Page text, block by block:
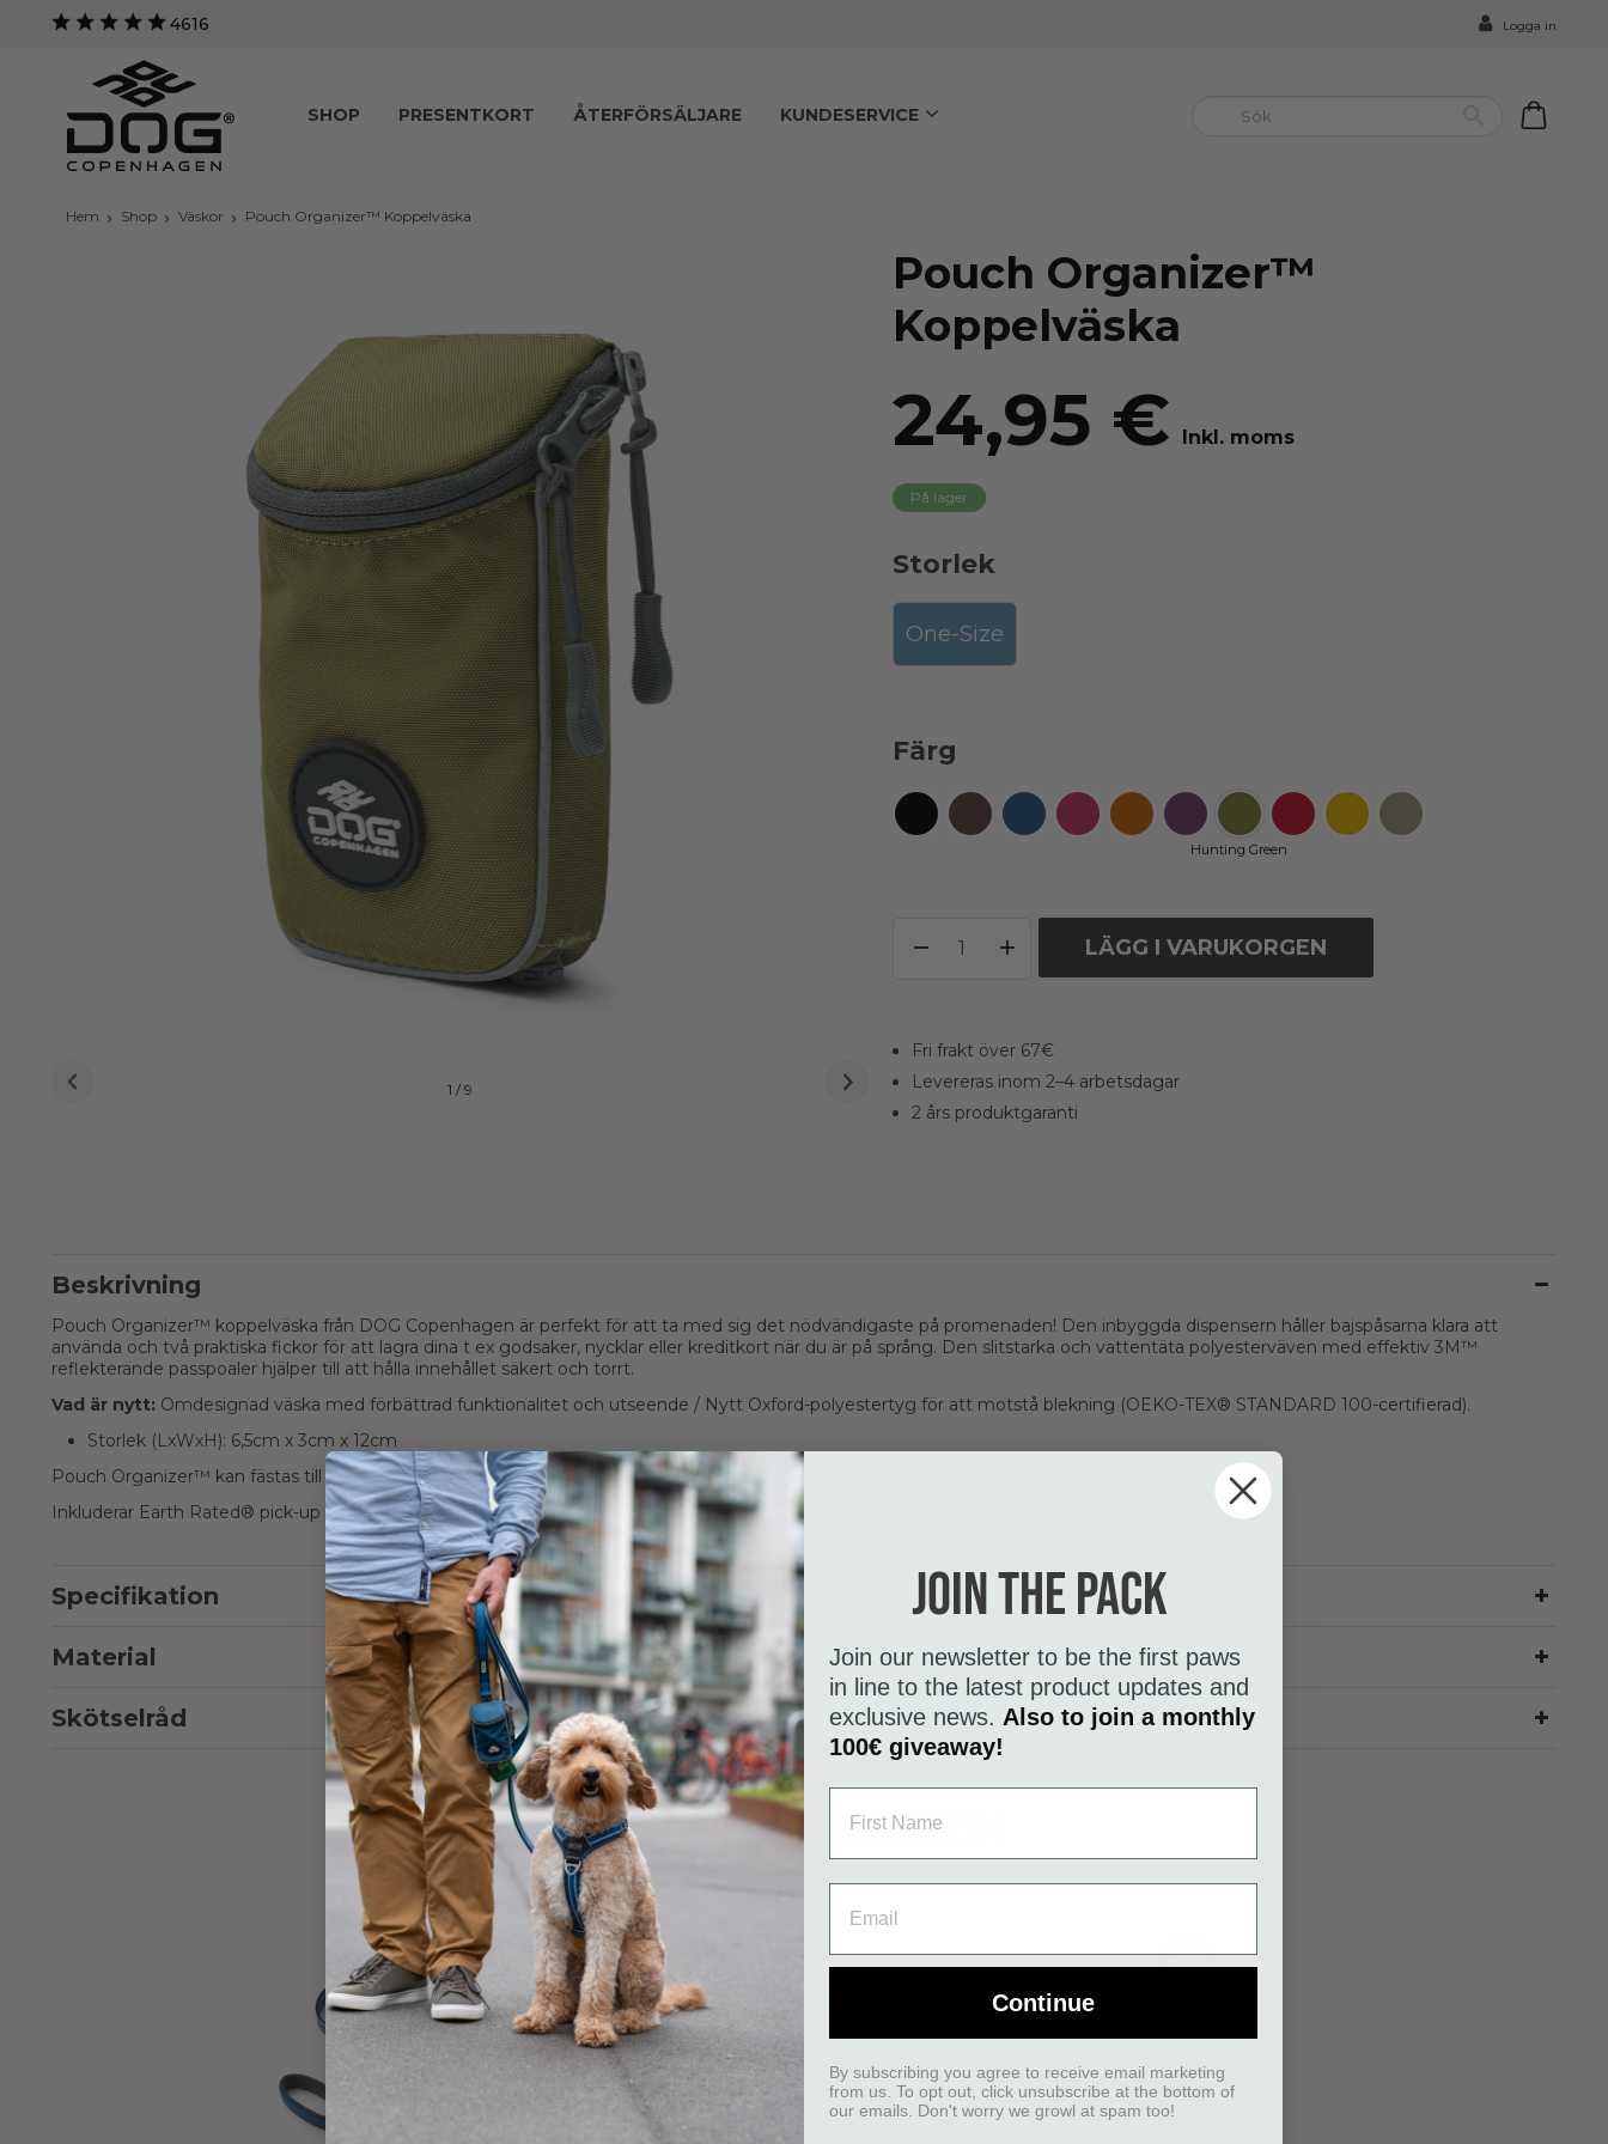
4616 Logga in
SHOP PRESENTKORT ÅTERFÖRSÄLJARE KUNDESERVICE
Hem Shop Väskor Pouch Organizer™ Koppelväska
1 / 9
Pouch Organizer™
Koppelväska
24,95 € Inkl. moms
På lager
Storlek
One-Size
Färg
Hunting Green
LÄGG I VARUKORGEN
Fri frakt över 67€
Levereras inom 2–4 arbetsdagar
2 års produktgaranti
Beskrivning
Pouch Organizer™ koppelväska från DOG Copenhagen är perfekt för att ta med sig det nödvändigaste på promenaden! Den inbyggda dispensern håller bajspåsarna klara att
använda och två praktiska fickor för att lagra dina t ex godsaker, nycklar eller kreditkort när du är på språng. Den slitstarka och vattentäta polyesterväven med effektiv 3M™
reflekterande passpoaler hjälper till att hålla innehållet säkert och torrt.
Vad är nytt: Omdesignad väska med förbättrad funktionalitet och utseende / Nytt Oxford-polyestertyg för att motstå blekning (OEKO-TEX® STANDARD 100-certifierad).
Storlek (LxWxH): 6,5cm x 3cm x 12cm
Pouch Organizer™ kan fästas till alla DOG Copenhagens koppel!
Inkluderar Earth Rated® pick-up bag roll med 15 påsar.
Specifikation
Material
Skötselråd
UTMÄRKT MATCH
Join the pack
Join our newsletter to be the first paws
in line to the latest product updates and
exclusive news. Also to join a monthly
100€ giveaway!
Continue
By subscribing you agree to receive email marketing
from us. To opt out, click unsubscribe at the bottom of
our emails. Don't worry we growl at spam too!